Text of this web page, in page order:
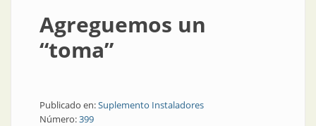
Agreguemos un
“toma”
Publicado en:Suplemento Instaladores
Número:399